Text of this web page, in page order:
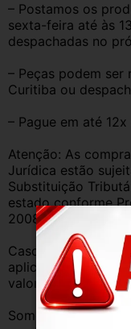
– Postamos os
sexta-feira até às
despachadas no
– Peças podem ser
Curitiba ou
– Pague em até
Atenção: As
Jurídica estão
Substituição
estado conforme
2008.
Caso você tenha
aplicado, nos
valor que será
Somos uma